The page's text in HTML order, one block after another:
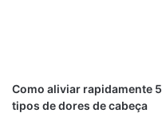
Como aliviar rapidamente 5
tipos de dores de cabeça